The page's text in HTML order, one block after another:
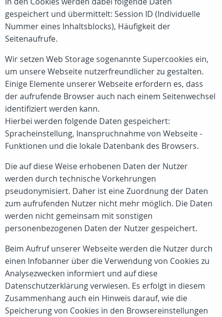
gespeichert und übermittelt: Session ID (Individuelle
Nummer eines Inhaltsblocks), Häufigkeit der
Seitenaufrufe.
Wir setzen Web Storage sogenannte Supercookies ein,
um unsere Webseite nutzerfreundlicher zu gestalten.
Einige Elemente unserer Webseite erfordern es, dass
der aufrufende Browser auch nach einem Seitenwechsel
identifiziert werden kann.
Hierbei werden folgende Daten gespeichert:
Spracheinstellung, Inanspruchnahme von Webseite -
Funktionen und die lokale Datenbank des Browsers.
Die auf diese Weise erhobenen Daten der Nutzer
werden durch technische Vorkehrungen
pseudonymisiert. Daher ist eine Zuordnung der Daten
zum aufrufenden Nutzer nicht mehr möglich. Die Daten
werden nicht gemeinsam mit sonstigen
personenbezogenen Daten der Nutzer gespeichert.
Beim Aufruf unserer Webseite werden die Nutzer durch
einen Infobanner über die Verwendung von Cookies zu
Analysezwecken informiert und auf diese
Datenschutzerklärung verwiesen. Es erfolgt in diesem
Zusammenhang auch ein Hinweis darauf, wie die
Speicherung von Cookies in den Browsereinstellungen